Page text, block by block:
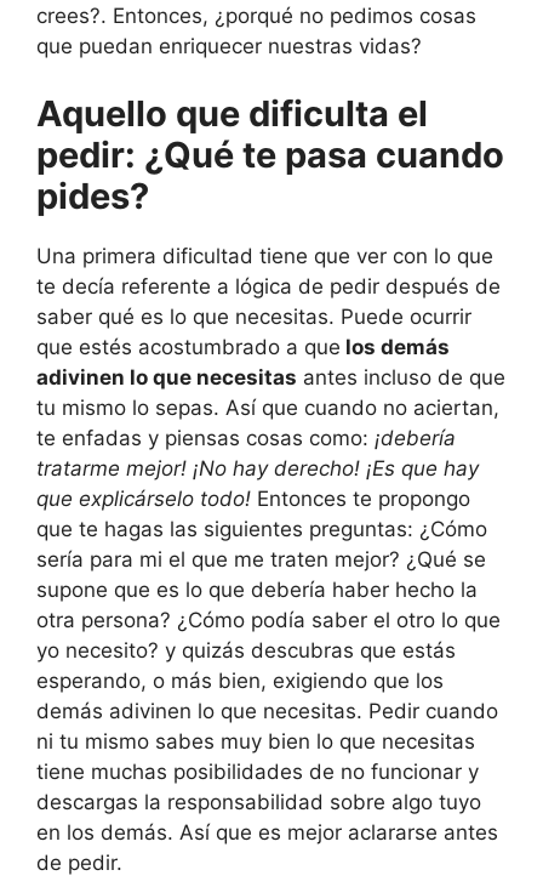
crees?. Entonces, ¿porqué no pedimos cosas
que puedan enriquecer nuestras vidas?
Aquello que dificulta el
pedir: ¿Qué te pasa cuando
pides?
Una primera dificultad tiene que ver con lo que
te decía referente a lógica de pedir después de
saber qué es lo que necesitas. Puede ocurrir
que estés acostumbrado a que los demás
adivinen lo que necesitas antes incluso de que
tu mismo lo sepas. Así que cuando no aciertan,
te enfadas y piensas cosas como: ¡debería
tratarme mejor! ¡No hay derecho! ¡Es que hay
que explicárselo todo! Entonces te propongo
que te hagas las siguientes preguntas: ¿Cómo
sería para mi el que me traten mejor? ¿Qué se
supone que es lo que debería haber hecho la
otra persona? ¿Cómo podía saber el otro lo que
yo necesito? y quizás descubras que estás
esperando, o más bien, exigiendo que los
demás adivinen lo que necesitas. Pedir cuando
ni tu mismo sabes muy bien lo que necesitas
tiene muchas posibilidades de no funcionar y
descargas la responsabilidad sobre algo tuyo
en los demás. Así que es mejor aclararse antes
de pedir.